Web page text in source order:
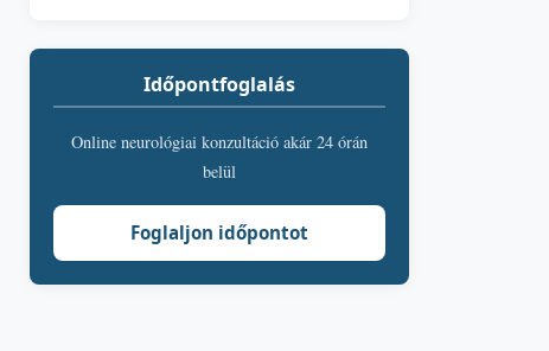
Időpontfoglalás
Online neurológiai konzultáció akár 24 órán
belül
Foglaljon időpontot